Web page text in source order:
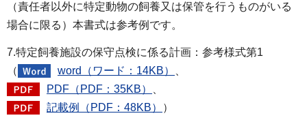
（責任者以外に特定動物の飼養又は保管を行うものがいる
場合に限る）本書式は参考例です。
7.特定飼養施設の保守点検に係る計画：参考様式第1
（
word（ワード：14KB）
PDF（PDF：35KB）
記載例（PDF：48KB）
）